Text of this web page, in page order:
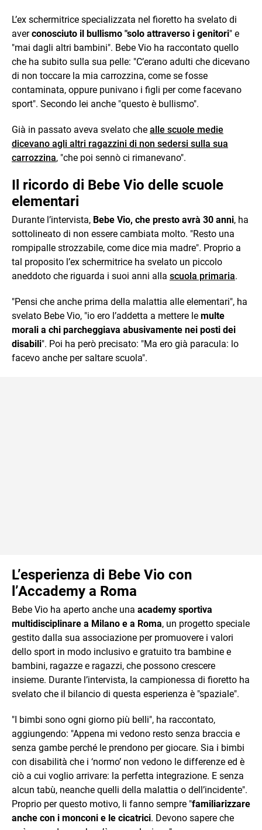
L’ex schermitrice specializzata nel fioretto ha svelato di
averconosciuto il bullismo "solo attraverso i genitori" e
"mai dagli altri bambini". Bebe Vio ha raccontato quello
che ha subito sulla sua pelle: "C’erano adulti che dicevano
di non toccare la mia carrozzina, come se fosse
contaminata, oppure punivano i figli per come facevano
sport". Secondo lei anche "questo è bullismo".
Già in passato aveva svelato che alle scuole medie
dicevano agli altri ragazzini di non sedersi sulla sua
carrozzina, "che poi sennò ci rimanevano".
Il ricordo di Bebe Vio delle scuole
elementari
Durante l’intervista, Bebe Vio, che presto avrà 30 anni, ha
sottolineato di non essere cambiata molto. "Resto una
rompipalle strozzabile, come dice mia madre". Proprio a
tal proposito l’ex schermitrice ha svelato un piccolo
aneddoto che riguarda i suoi anni alla scuola primaria.
"Pensi che anche prima della malattia alle elementari", ha
svelato Bebe Vio, "io ero l’addetta a mettere le multe
morali a chi parcheggiava abusivamente nei posti dei
disabili". Poi ha però precisato: "Ma ero già paracula: lo
facevo anche per saltare scuola".
L’esperienza di Bebe Vio con
l’Accademy a Roma
Bebe Vio ha aperto anche una academy sportiva
multidisciplinare a Milano e a Roma, un progetto speciale
gestito dalla sua associazione per promuovere i valori
dello sport in modo inclusivo e gratuito tra bambine e
bambini, ragazze e ragazzi, che possono crescere
insieme. Durante l’intervista, la campionessa di fioretto ha
svelato che il bilancio di questa esperienza è "spaziale".
"I bimbi sono ogni giorno più belli", ha raccontato,
aggiungendo: "Appena mi vedono resto senza braccia e
senza gambe perché le prendono per giocare. Sia i bimbi
con disabilità che i ‘normo’ non vedono le differenze ed è
ciò a cui voglio arrivare: la perfetta integrazione. E senza
alcun tabù, neanche quelli della malattia o dell’incidente".
Proprio per questo motivo, li fanno sempre "familiarizzare
anche con i monconi e le cicatrici. Devono sapere che